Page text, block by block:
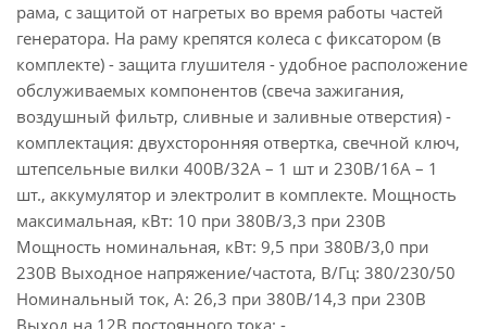
рама, с защитой от нагретых во время работы частей
генератора. На раму крепятся колеса с фиксатором (в
комплекте) - защита глушителя - удобное расположение
обслуживаемых компонентов (свеча зажигания,
воздушный фильтр, сливные и заливные отверстия) -
комплектация: двухсторонняя отвертка, свечной ключ,
штепсельные вилки 400В/32А – 1 шт и 230В/16А – 1
шт., аккумулятор и электролит в комплекте. Мощность
максимальная, кВт: 10 при 380В/3,3 при 230В
Мощность номинальная, кВт: 9,5 при 380В/3,0 при
230В Выходное напряжение/частота, В/Гц: 380/230/50
Номинальный ток, А: 26,3 при 380В/14,3 при 230В
Выход на 12В постоянного тока: -